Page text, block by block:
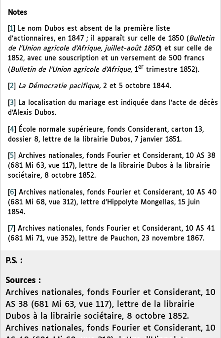
Notes
1
Le nom Dubos est absent de la première liste
d’actionnaires, en 1847 ; il apparaît sur celle de 1850 (Bulletin
de l’Union agricole d’Afrique, juillet-août 1850) et sur celle de
1852, avec une souscription et un versement de 500 francs
(Bulletin de l’Union agricole d’Afrique, 1er trimestre 1852).
2 La Démocratie pacifique, 2 et 5 octobre 1844.
3
La localisation du mariage est indiquée dans l’acte de décès
d’Alexis Dubos.
[4]
École normale supérieure, fonds Considerant, carton 13,
dossier 8, lettre de la librairie Dubos, 7 janvier 1851.
5
Archives nationales, fonds Fourier et Considerant, 10 AS 38
(681 Mi 63, vue 117), lettre de la librairie Dubos à la librairie
sociétaire, 8 octobre 1852.
[6] Archives nationales, fonds Fourier et Considerant, 10 AS 40
(681 Mi 68, vue 312), lettre d’Hippolyte Mongellas, 15 juin
1854.
7
Archives nationales, fonds Fourier et Considerant, 10 AS 41
(681 Mi 71, vue 352), lettre de Pauchon, 23 novembre 1867.
P.S. :
Sources :
Archives nationales, fonds Fourier et Considerant, 10
AS 38 (681 Mi 63, vue 117), lettre de la librairie
Dubos à la librairie sociétaire, 8 octobre 1852.
Archives nationales, fonds Fourier et Considerant, 10